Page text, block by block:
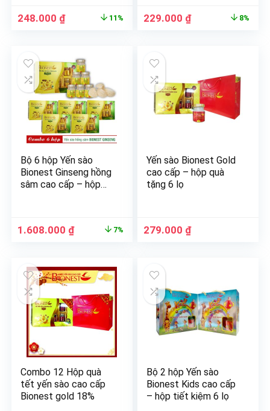
248.000 ₫ 11% 229.000 ₫ 8%
Bộ 6 hộp Yến sào
Bionest Ginseng hồng
sâm cao cấp – hộp
1.608.000 ₫ 7%
Yến sào Bionest Gold
cao cấp – hộp quà
tặng 6 lọ
279.000 ₫
Combo 12 Hộp quà
tết yến sào cao cấp
Bionest gold 18%
Bộ 2 hộp Yến sào
Bionest Kids cao cấp
– hộp tiết kiệm 6 lọ